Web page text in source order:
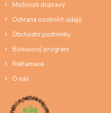
Možnosti dopravy
Ochrana osobních údajů
Obchodní podmínky
Bonusový program
Reklamace
O nás